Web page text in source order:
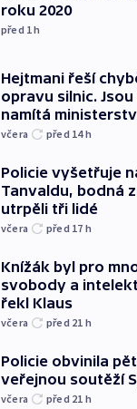
roku 2020
před 1h
Hejtmani řeší
opravu silnic.
namítá
včera před 14h
Policie vyšetřuje
Tanvaldu, bodná
utrpěli tři lidé
včera před 17 h
Knížák byl pro
svobody a
řekl Klaus
včera před 21 h
Policie obvinila
veřejnou soutěží
včera před 21 h